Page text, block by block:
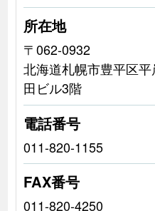
所在地
〒062-0932
北海道札幌市豊平区
田ビル3階
電話番号
011-820-1155
FAX番号
011-820-4250